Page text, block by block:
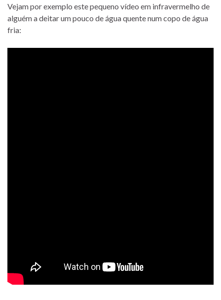
Vejam por exemplo este pequeno vídeo em infravermelho de
alguém a deitar um pouco de água quente num copo de água
fria: